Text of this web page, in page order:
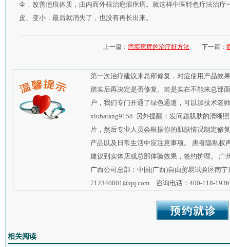
全，改善疤痕体质，由内而外根治疤痕疙瘩。就这样中医特色疗法治
皮、变小，最后就消失了，也没有再长出来。
上一篇： 疤痕疙瘩的治疗好方法 下一篇：
第一次治疗建议来总部修复，对症使用产品效
踏实后再决定是否修复。若是实在不能来总部
户，我们专门开通了绿色通道，可以加技术老
xiubatang9158 另外提醒：发问题肌肤的清晰
片，然后专业人员会根据你的肌肤情况制定修
产品以及日常生活中应注意事项。 患者隐私
建议到实体店或总部体验效果，签约护理。
广西公司总部：中国(广西)自由贸易试验区南
712340801@qq.com 咨询电话：400-118-1936
相关阅读